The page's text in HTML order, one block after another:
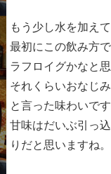
もう少し水を加え
最初にこの飲み方
ラフロイグかなと
それくらいおなじ
と言った味わいです
甘味はだいぶ引っ
りだと思いますね。